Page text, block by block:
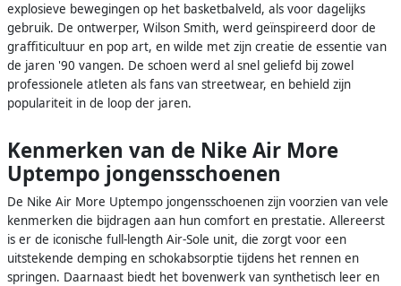
explosieve bewegingen op het basketbalveld, als voor dagelijks
gebruik. De ontwerper, Wilson Smith, werd geïnspireerd door de
graffiticultuur en pop art, en wilde met zijn creatie de essentie van
de jaren '90 vangen. De schoen werd al snel geliefd bij zowel
professionele atleten als fans van streetwear, en behield zijn
populariteit in de loop der jaren.
Kenmerken van de Nike Air More
Uptempo jongensschoenen
De Nike Air More Uptempo jongensschoenen zijn voorzien van vele
kenmerken die bijdragen aan hun comfort en prestatie. Allereerst
is er de iconische full-length Air-Sole unit, die zorgt voor een
uitstekende demping en schokabsorptie tijdens het rennen en
springen. Daarnaast biedt het bovenwerk van synthetisch leer en